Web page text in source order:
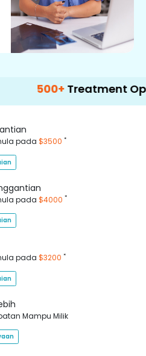
Treatment Options
pada $3500 *
pada $4000 *
pada $3200 *
Mampu Milik